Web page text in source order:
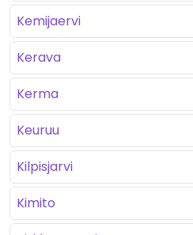
Kemijaervi
Kerava
Kerma
Keuruu
Kilpisjarvi
Kimito